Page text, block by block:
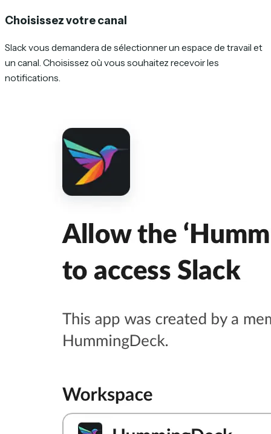
Choisissez votre canal
Slack vous demandera de sélectionner un espace de travail et
un canal. Choisissez où vous souhaitez recevoir les
notifications.